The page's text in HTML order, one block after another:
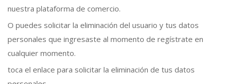
nuestra plataforma de comercio.
O puedes solicitar la eliminación del usuario y tus datos
personales que ingresaste al momento de regístrate en
cualquier momento.
toca el enlace para solicitar la eliminación de tus datos